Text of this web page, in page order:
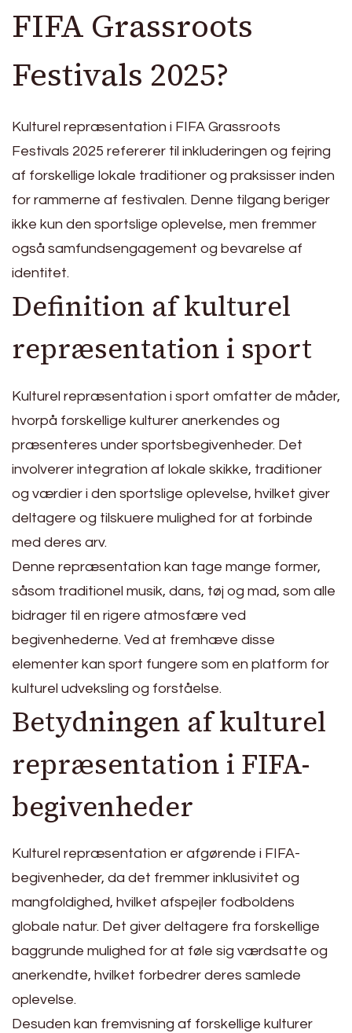
FIFA Grassroots
Festivals 2025?
Kulturel repræsentation i FIFA Grassroots
Festivals 2025 refererer til inkluderingen og fejring
af forskellige lokale traditioner og praksisser inden
for rammerne af festivalen. Denne tilgang beriger
ikke kun den sportslige oplevelse, men fremmer
også samfundsengagement og bevarelse af
identitet.
Definition af kulturel
repræsentation i sport
Kulturel repræsentation i sport omfatter de måder,
hvorpå forskellige kulturer anerkendes og
præsenteres under sportsbegivenheder. Det
involverer integration af lokale skikke, traditioner
og værdier i den sportslige oplevelse, hvilket giver
deltagere og tilskuere mulighed for at forbinde
med deres arv.
Denne repræsentation kan tage mange former,
såsom traditionel musik, dans, tøj og mad, som alle
bidrager til en rigere atmosfære ved
begivenhederne. Ved at fremhæve disse
elementer kan sport fungere som en platform for
kulturel udveksling og forståelse.
Betydningen af kulturel
repræsentation i FIFA-
begivenheder
Kulturel repræsentation er afgørende i FIFA-
begivenheder, da det fremmer inklusivitet og
mangfoldighed, hvilket afspejler fodboldens
globale natur. Det giver deltagere fra forskellige
baggrunde mulighed for at føle sig værdsatte og
anerkendte, hvilket forbedrer deres samlede
oplevelse.
Desuden kan fremvisning af forskellige kulturer